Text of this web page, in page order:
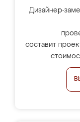
Дизайнер-
составит